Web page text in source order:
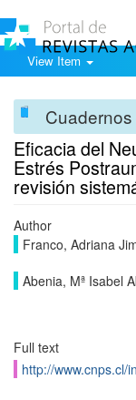
View Item
Eficacia del
Estrés
revisión
Author
Franco, Adriana
Abenia, Mª Isabel
Full text
http://www.cnps.cl/